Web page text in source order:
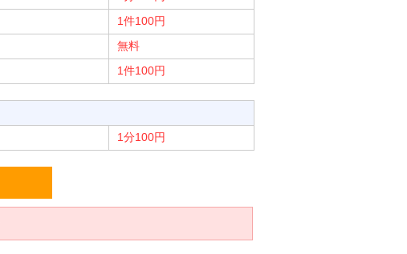
1件100円
無料
1件100円
1分100円